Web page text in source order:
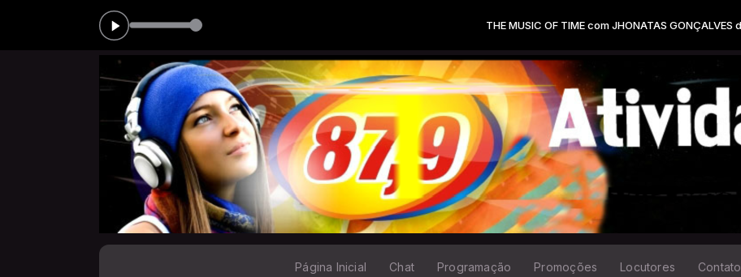
THE MUSIC OF TIME com JHONATAS GONÇALVES das 22:00 às 00:00
Página Inicial Chat Programação Promoções Locutores Contato